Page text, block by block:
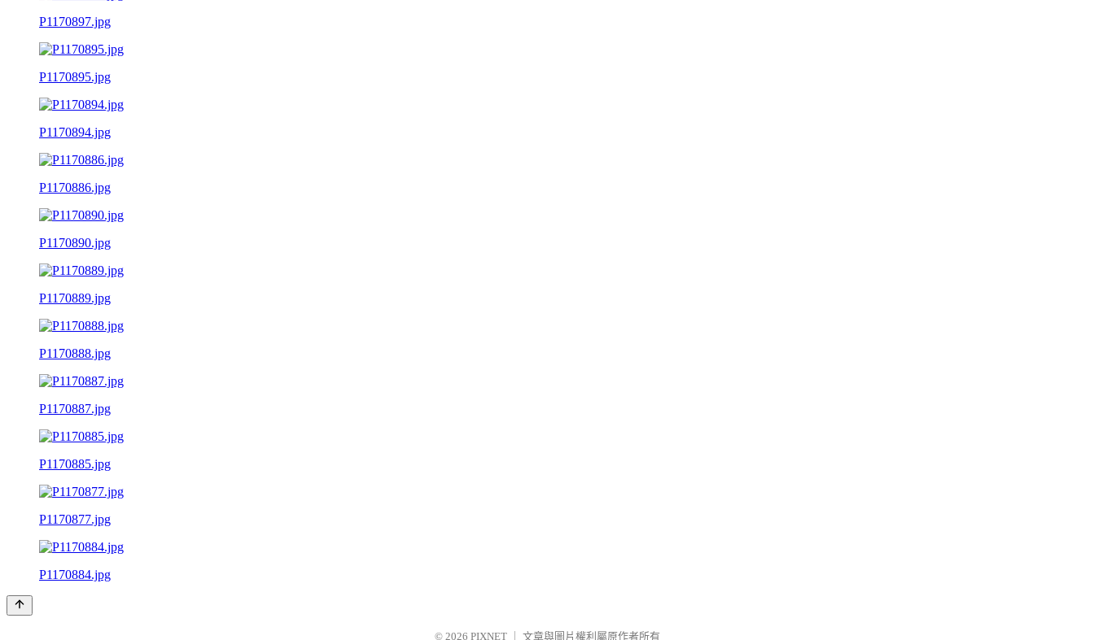
P1170897.jpg
P1170895.jpg
P1170894.jpg
P1170886.jpg
P1170890.jpg
P1170889.jpg
P1170888.jpg
P1170887.jpg
P1170885.jpg
P1170877.jpg
P1170884.jpg
© 2026 PIXNET 文章與圖片權利屬原作者所有